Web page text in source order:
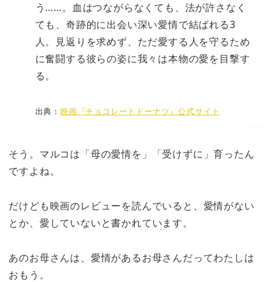
う……。血はつながらなくても、法が許さなく
ても、奇跡的に出会い深い愛情で結ばれる3
人。見返りを求めず、ただ愛する人を守るため
に奮闘する彼らの姿に我々は本物の愛を目撃す
る。
出典： 映画『チョコレートドーナツ』公式サイト
そう。マルコは「母の愛情を」「受けずに」育ったん
ですよね。
だけども映画のレビューを読んでいると、愛情がない
とか、愛していないと書かれています。
あのお母さんは、愛情があるお母さんだってわたしは
おもう。